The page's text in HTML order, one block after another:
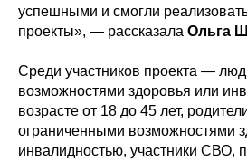
успешными и смогли
проекты», — рассказала Ольга
Среди участников проекта —
возможностями здоровья или
возрасте от 18 до 45 лет,
ограниченными возможностями
инвалидностью, участники СВО,